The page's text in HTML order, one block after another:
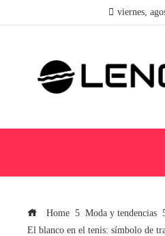
viernes,
Home
Moda y tendencias
El blanco en el tenis: símbolo de